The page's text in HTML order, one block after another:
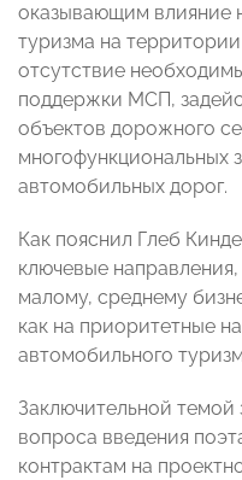
оказывающим влияние
туризма на
отсутствие
поддержки МСП,
объектов дорожного
многофункциональных
автомобильных дорог.
Как пояснил Глеб
ключевые
малому, среднему
как на приоритетные
автомобильного
Заключительной
вопроса введения
контрактам на